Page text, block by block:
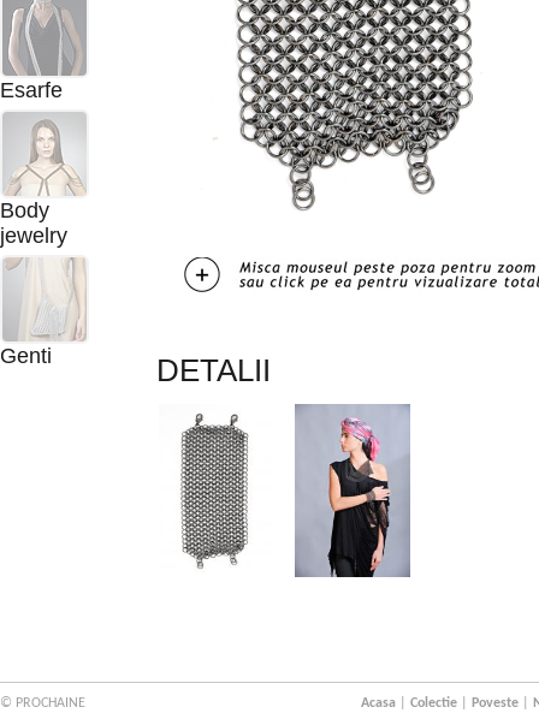
Esarfe
Body
jewelry
Genti DETALII
© PROCHAINE Acasa| Colectie| Poveste|